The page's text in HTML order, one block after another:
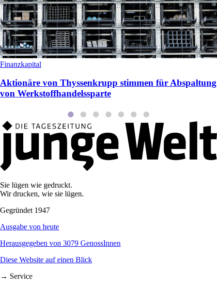
Finanzkapital
Aktionäre von Thyssenkrupp stimmen für Abspaltung
von Werkstoffhandelssparte
Sie lügen wie gedruckt.
Wir drucken, wie sie lügen.
Gegründet 1947
Ausgabe von heute
Herausgegeben von 3079 GenossInnen
Diese Website auf einen Blick
→ Service